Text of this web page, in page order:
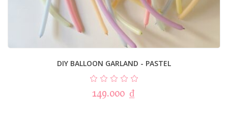
DIY BALLOON GARLAND - PASTEL
149.000 ₫